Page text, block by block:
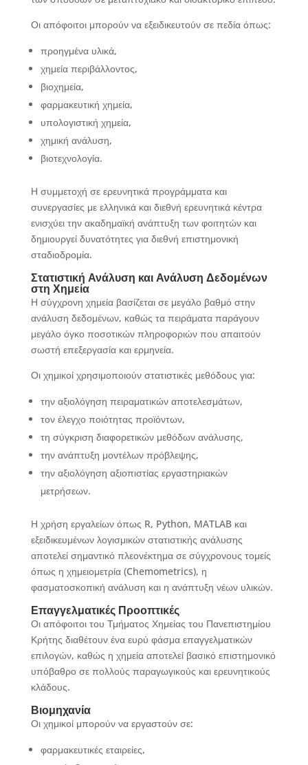
Οι απόφοιτοι μπορούν να εξειδικευτούν σε πεδία όπως:
προηγμένα υλικά,
χημεία περιβάλλοντος,
βιοχημεία,
φαρμακευτική χημεία,
υπολογιστική χημεία,
χημική ανάλυση,
βιοτεχνολογία.
Η συμμετοχή σε ερευνητικά προγράμματα και
συνεργασίες με ελληνικά και διεθνή ερευνητικά κέντρα
ενισχύει την ακαδημαϊκή ανάπτυξη των φοιτητών και
δημιουργεί δυνατότητες για διεθνή επιστημονική
σταδιοδρομία.
Στατιστική Ανάλυση και Ανάλυση Δεδομένων
στη Χημεία
Η σύγχρονη χημεία βασίζεται σε μεγάλο βαθμό στην
ανάλυση δεδομένων, καθώς τα πειράματα παράγουν
μεγάλο όγκο ποσοτικών πληροφοριών που απαιτούν
σωστή επεξεργασία και ερμηνεία.
Οι χημικοί χρησιμοποιούν στατιστικές μεθόδους για:
την αξιολόγηση πειραματικών αποτελεσμάτων,
τον έλεγχο ποιότητας προϊόντων,
τη σύγκριση διαφορετικών μεθόδων ανάλυσης,
την ανάπτυξη μοντέλων πρόβλεψης,
την αξιολόγηση αξιοπιστίας εργαστηριακών
μετρήσεων.
Η χρήση εργαλείων όπως R, Python, MATLAB και
εξειδικευμένων λογισμικών στατιστικής ανάλυσης
αποτελεί σημαντικό πλεονέκτημα σε σύγχρονους τομείς
όπως η χημειομετρία (Chemometrics), η
φασματοσκοπική ανάλυση και η ανάπτυξη νέων υλικών.
Επαγγελματικές Προοπτικές
Οι απόφοιτοι του Τμήματος Χημείας του Πανεπιστημίου
Κρήτης διαθέτουν ένα ευρύ φάσμα επαγγελματικών
επιλογών, καθώς η χημεία αποτελεί βασικό επιστημονικό
υπόβαθρο σε πολλούς παραγωγικούς και ερευνητικούς
κλάδους.
Βιομηχανία
Οι χημικοί μπορούν να εργαστούν σε:
φαρμακευτικές εταιρείες,